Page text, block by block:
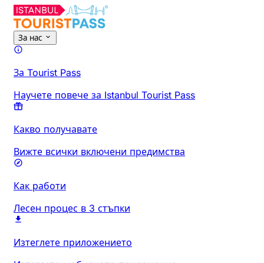
За нас
За Tourist Pass
Научете повече за Istanbul Tourist Pass
Какво получавате
Вижте всички включени предимства
Как работи
Лесен процес в 3 стъпки
Изтеглете приложението